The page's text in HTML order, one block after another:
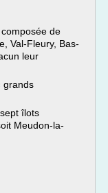
de
Val-Fleury, Bas-
leur
grands
îlots
Meudon-la-